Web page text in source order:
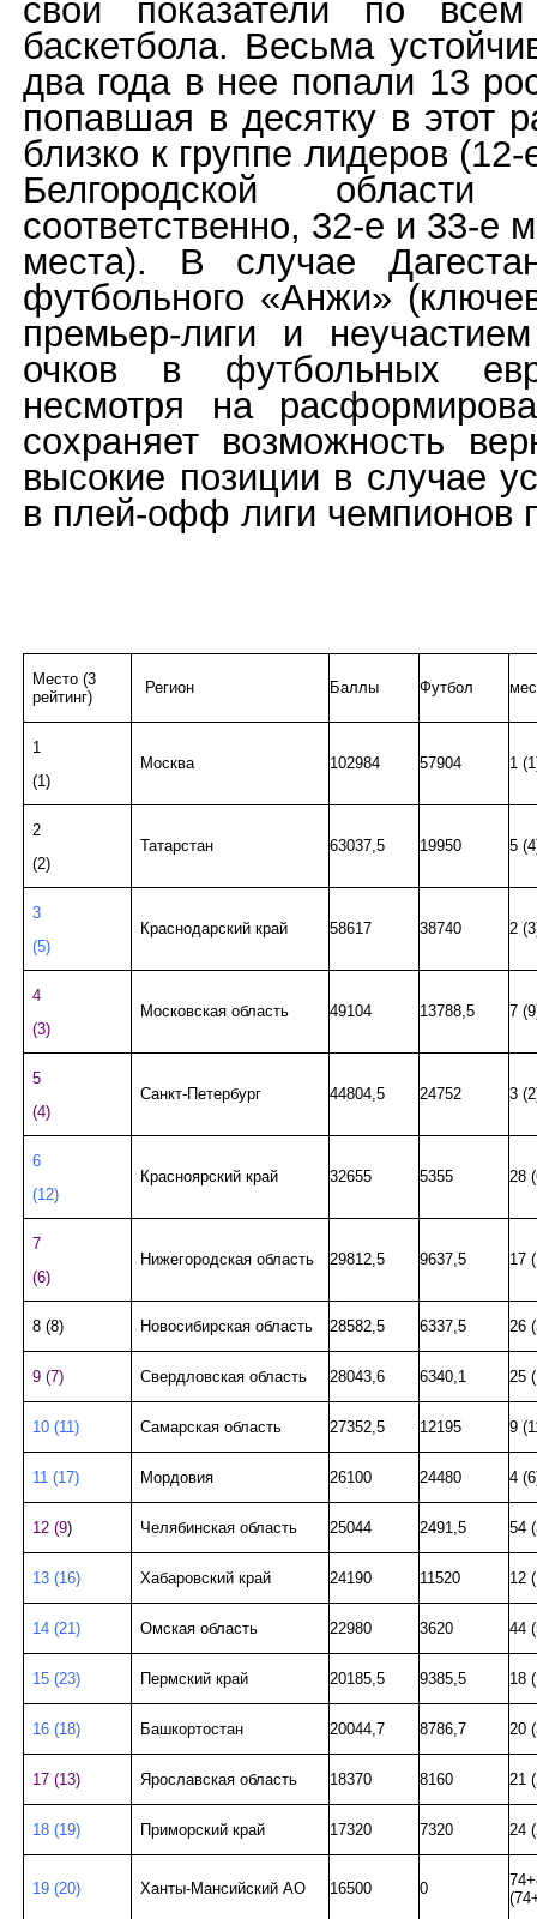
свои показатели по
баскетбола. Весьма
два года в нее попали 13
попавшая в десятку в этот
близко к группе лидеров
Белгородской
соответственно, 32-е и 33-е
места). В случае
футбольного «Анжи»
премьер-лиги и
очков в футбольных
несмотря на
сохраняет возможность
высокие позиции в случае
в плей-офф лиги чемпионов
Место (3
рейтинг)
Регион Баллы Футбол
1
(1)
Москва 102984 57904 1
2
(2)
Татарстан 63037,5 19950 5
3
(5)
Краснодарский край 58617 38740 2
4
(3)
Московская область 49104 13788,5 7
5
(4)
Санкт-Петербург 44804,5 24752 3
6
(12)
Красноярский край 32655 5355 28
7
(6)
Нижегородская область 29812,5 9637,5 17
8 (8) Новосибирская область 28582,5 6337,5 26
9 (7) Свердловская область 28043,6 6340,1 25
10 (11) Самарская область 27352,5 12195 9
11 (17) Мордовия 26100 24480 4
12 (9) Челябинская область 25044 2491,5 54
13 (16) Хабаровский край 24190 11520 12
14 (21) Омская область 22980 3620 44
15 (23) Пермский край 20185,5 9385,5 18
16 (18) Башкортостан 20044,7 8786,7 20
17 (13) Ярославская область 18370 8160 21
18 (19) Приморский край 17320 7320 24
19 (20) Ханты-Мансийский АО 16500 0